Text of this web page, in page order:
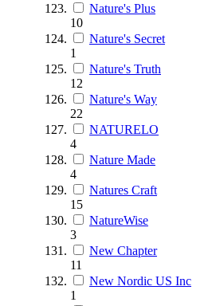
Nature's Plus
10
Nature's Secret
1
Nature's Truth
12
Nature's Way
22
NATURELO
4
Nature Made
4
Natures Craft
15
NatureWise
3
New Chapter
11
New Nordic US Inc
1